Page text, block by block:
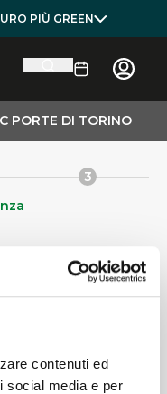
contenuti ed
social media e per
PIÙ GREEN
PORTE DI TORINO
3